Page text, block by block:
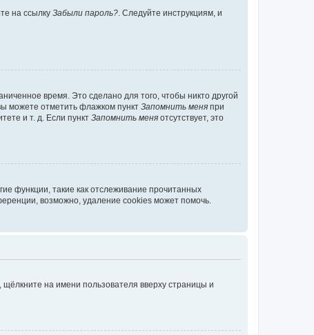
на ссылку Забыли пароль? . Следуйте инструкциям, и
время. Это сделано для того, чтобы никто другой
можете отметить флажком пункт Запомнить меня при
и т. д. Если пункт Запомнить меня отсутствует, это
функции, такие как отслеживание прочитанных
возможно, удаление cookies может помочь.
на имени пользователя вверху страницы и